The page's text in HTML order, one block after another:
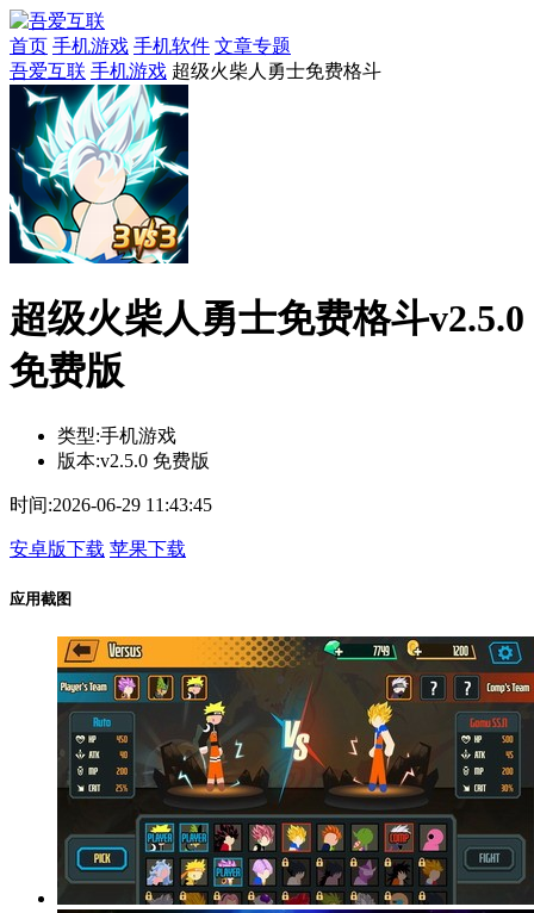
首页 手机游戏 手机软件 文章专题
吾爱互联 手机游戏 超级火柴人勇士免费格斗
超级火柴人勇士免费格斗v2.5.0
免费版
类型:手机游戏
版本:v2.5.0 免费版
时间:2026-06-29 11:43:45
安卓版下载 苹果下载
应用截图